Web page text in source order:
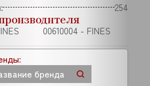
254
00610004 - FINES